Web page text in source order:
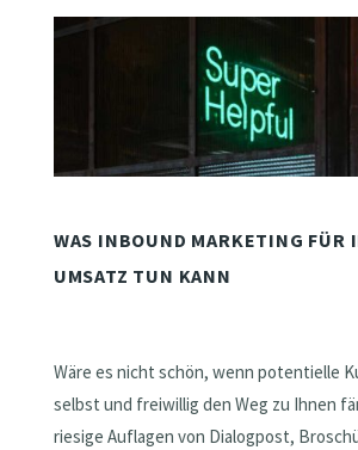
WAS INBOUND MARKETING FÜR
UMSATZ TUN KANN
Wäre es nicht schön, wenn potentielle
selbst und freiwillig den Weg zu Ihnen
riesige Auflagen von Dialogpost,